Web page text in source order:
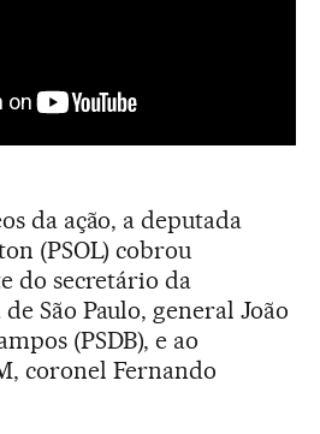
da ação, a deputada
(PSOL) cobrou
do secretário da
São Paulo, general João
(PSDB), e ao
coronel Fernando